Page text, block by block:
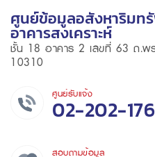
ศูนย์ข้อมูลอสังหาริมท
อาคารสงเคราะห์
ชั้น 18 อาคาร 2 เลขที่ 63 ถ.พ
10310
ศูนย์รับแจ้ง
02-202-
สอบถามข้อมูล